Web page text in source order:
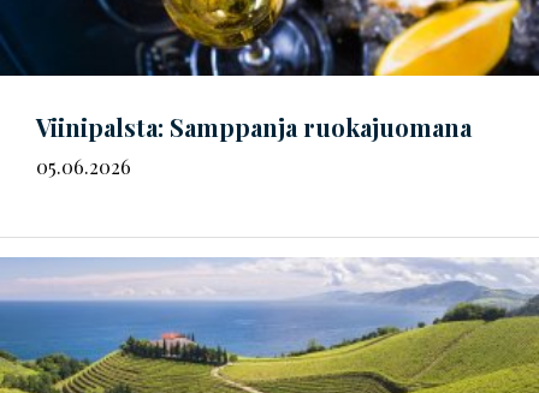
Viinipalsta: Samppanja ruokajuomana
05.06.2026